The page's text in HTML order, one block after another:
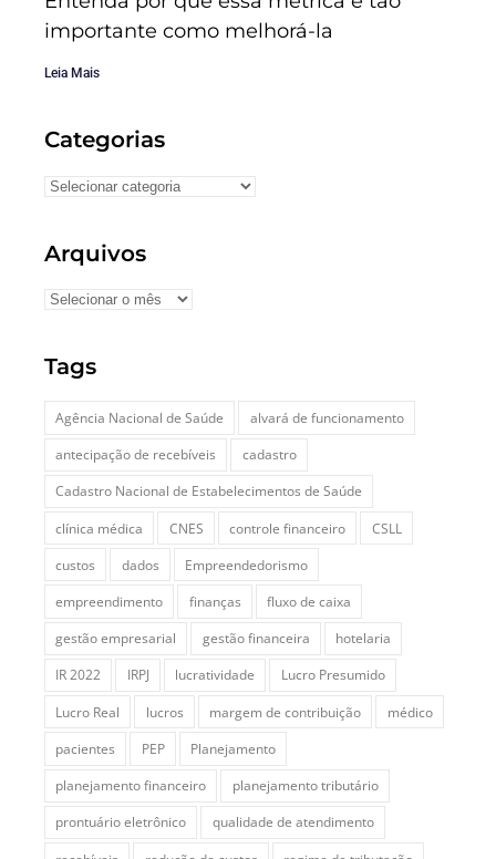
importante como melhorá-la
Leia Mais
Categorias
Arquivos
Tags
Agência Nacional de Saúde
alvará de funcionamento
antecipação de recebíveis
cadastro
Cadastro Nacional de Estabelecimentos de Saúde
clínica médica
CNES controle financeiro
CSLL
custos
dados
Empreendedorismo
empreendimento
finanças
fluxo de caixa
gestão empresarial
gestão financeira
hotelaria
IR 2022
IRPJ lucratividade
Lucro Presumido
Lucro Real
lucros margem de contribuição
médico
pacientes
PEP
Planejamento
planejamento financeiro
planejamento tributário
prontuário eletrônico
qualidade de atendimento